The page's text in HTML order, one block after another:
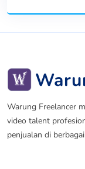
Warung Freelancer
video talent
penjualan di